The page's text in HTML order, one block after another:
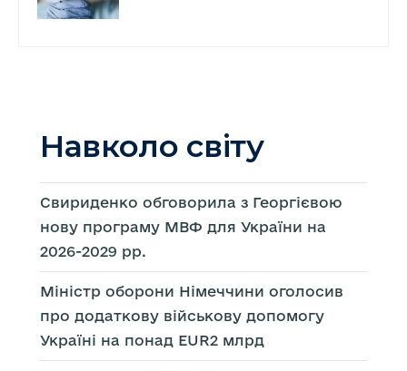
Навколо світу
Свириденко обговорила з Георгієвою
нову програму МВФ для України на
2026-2029 рр.
Міністр оборони Німеччини оголосив
про додаткову військову допомогу
Україні на понад EUR2 млрд